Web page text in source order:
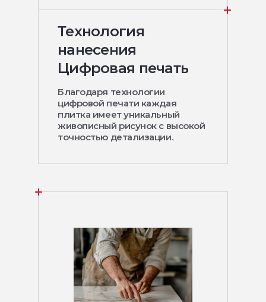
Технология
нанесения
Цифровая печать
Благодаря технологии
цифровой печати каждая
плитка имеет уникальный
живописный рисунок с высокой
точностью детализации.